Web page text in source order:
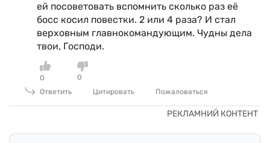
ей посоветовать вспомнить сколько раз её
босс косил повестки. 2 или 4 раза? И стал
верховным главнокомандующим. Чудны дела
твои, Господи.
0
0
Ответить
Цитировать Пожаловаться